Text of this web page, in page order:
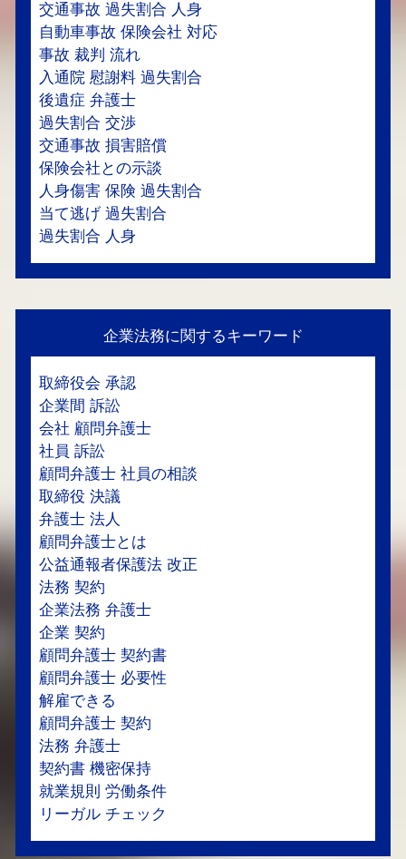
交通事故 過失割合 人身
自動車事故 保険会社 対応
事故 裁判 流れ
入通院 慰謝料 過失割合
後遺症 弁護士
過失割合 交渉
交通事故 損害賠償
保険会社との示談
人身傷害 保険 過失割合
当て逃げ 過失割合
過失割合 人身
企業法務に関するキーワード
取締役会 承認
企業間 訴訟
会社 顧問弁護士
社員 訴訟
顧問弁護士 社員の相談
取締役 決議
弁護士 法人
顧問弁護士とは
公益通報者保護法 改正
法務 契約
企業法務 弁護士
企業 契約
顧問弁護士 契約書
顧問弁護士 必要性
解雇できる
顧問弁護士 契約
法務 弁護士
契約書 機密保持
就業規則 労働条件
リーガル チェック